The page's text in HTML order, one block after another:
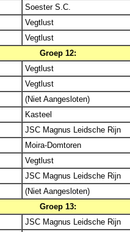
Soester S.C.
Vegtlust
Vegtlust
Groep 12:
Vegtlust
Vegtlust
(Niet Aangesloten)
Kasteel
JSC Magnus Leidsche Rijn
Moira-Domtoren
Vegtlust
JSC Magnus Leidsche Rijn
(Niet Aangesloten)
Groep 13:
JSC Magnus Leidsche Rijn